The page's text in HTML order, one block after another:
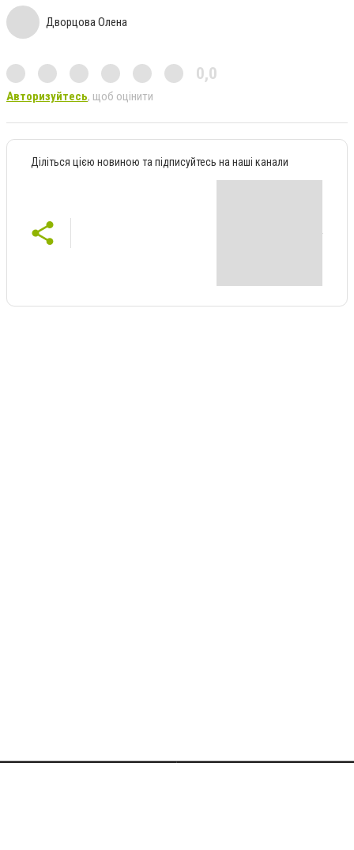
Дворцова Олена
0,0
Авторизуйтесь, щоб оцінити
Діліться цією новиною та підписуйтесь на наші канали